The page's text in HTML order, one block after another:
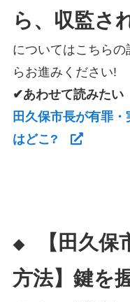
ら、収監さ
についてはこちら
らお進みください!
✔あわせて読みたい
田久保市長が有罪
はどこ?
◆
【田久
方法】鍵を